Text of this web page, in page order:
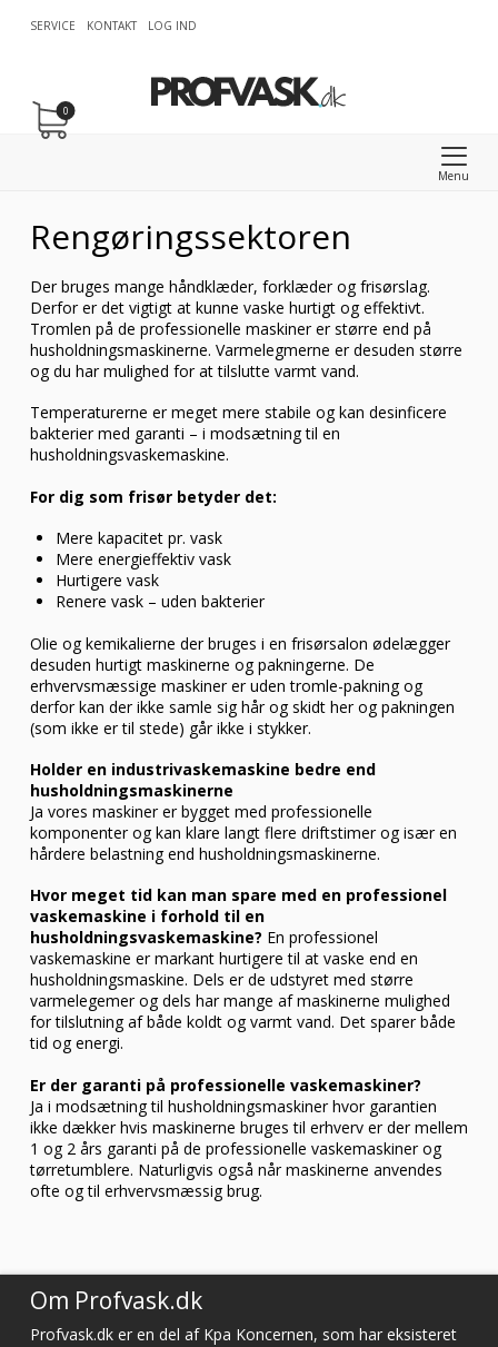
SERVICE KONTAKT LOG IND
Menu
0
Rengøringssektoren
Der bruges mange håndklæder, forklæder og frisørslag.
Derfor er det vigtigt at kunne vaske hurtigt og effektivt.
Tromlen på de professionelle maskiner er større end på
husholdningsmaskinerne. Varmelegmerne er desuden større
og du har mulighed for at tilslutte varmt vand.
Temperaturerne er meget mere stabile og kan desinficere
bakterier med garanti – i modsætning til en
husholdningsvaskemaskine.
For dig som frisør betyder det:
Mere kapacitet pr. vask
Mere energieffektiv vask
Hurtigere vask
Renere vask – uden bakterier
Olie og kemikalierne der bruges i en frisørsalon ødelægger
desuden hurtigt maskinerne og pakningerne. De
erhvervsmæssige maskiner er uden tromle-pakning og
derfor kan der ikke samle sig hår og skidt her og pakningen
(som ikke er til stede) går ikke i stykker.
Holder en industrivaskemaskine bedre end
husholdningsmaskinerne
Ja vores maskiner er bygget med professionelle
komponenter og kan klare langt flere driftstimer og især en
hårdere belastning end husholdningsmaskinerne.
Hvor meget tid kan man spare med en professionel
vaskemaskine i forhold til en
husholdningsvaskemaskine? En professionel
vaskemaskine er markant hurtigere til at vaske end en
husholdningsmaskine. Dels er de udstyret med større
varmelegemer og dels har mange af maskinerne mulighed
for tilslutning af både koldt og varmt vand. Det sparer både
tid og energi.
Er der garanti på professionelle vaskemaskiner?
Ja i modsætning til husholdningsmaskiner hvor garantien
ikke dækker hvis maskinerne bruges til erhverv er der mellem
1 og 2 års garanti på de professionelle vaskemaskiner og
tørretumblere. Naturligvis også når maskinerne anvendes
ofte og til erhvervsmæssig brug.
Om Profvask.dk
Profvask.dk er en del af Kpa Koncernen, som har eksisteret